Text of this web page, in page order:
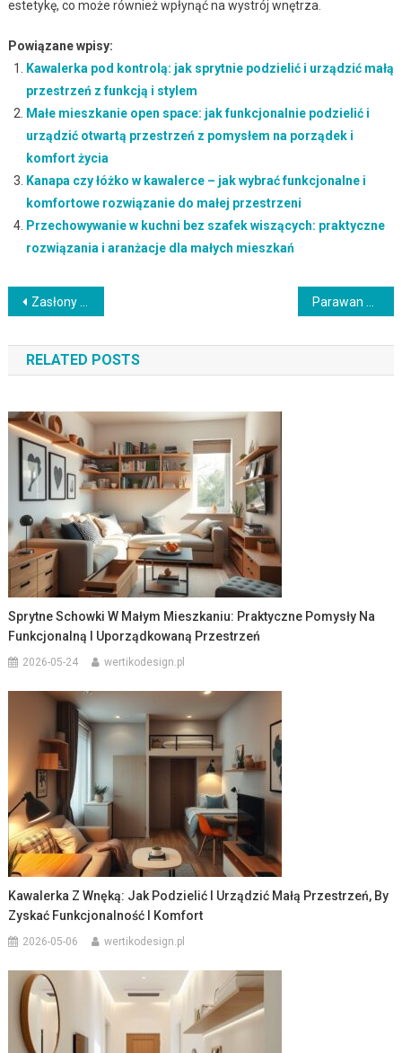
estetykę, co może również wpłynąć na wystrój wnętrza.
Powiązane wpisy:
Kawalerka pod kontrolą: jak sprytnie podzielić i urządzić małą
przestrzeń z funkcją i stylem
Małe mieszkanie open space: jak funkcjonalnie podzielić i
urządzić otwartą przestrzeń z pomysłem na porządek i
komfort życia
Kanapa czy łóżko w kawalerce – jak wybrać funkcjonalne i
komfortowe rozwiązanie do małej przestrzeni
Przechowywanie w kuchni bez szafek wiszących: praktyczne
rozwiązania i aranżacje dla małych mieszkań
Nawigacja
wpisu
Zasłony do wydzielania stref w kawalerce: jak stworzyć komfortową i funkcjonalną przestrzeń
RELATED POSTS
Sprytne Schowki W Małym Mieszkaniu: Praktyczne Pomysły Na
Funkcjonalną I Uporządkowaną Przestrzeń
2026-05-24 wertikodesign.pl
Kawalerka Z Wnęką: Jak Podzielić I Urządzić Małą Przestrzeń, By
Zyskać Funkcjonalność I Komfort
2026-05-06 wertikodesign.pl